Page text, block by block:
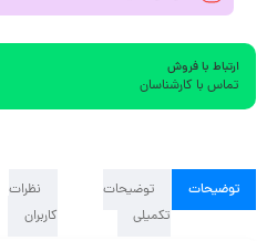
ارتباط با فروش
تماس با کارشناسان
توضیحات
توضیحات
تکمیلی
نظرات
کاربران